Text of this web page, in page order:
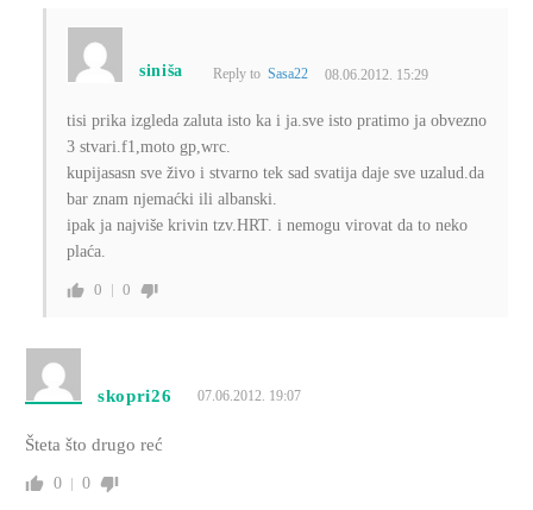
siniša Reply toSasa22 08.06.2012. 15:29
tisi prika izgleda zaluta isto ka i ja.sve isto pratimo ja obvezno
3 stvari.f1,moto gp,wrc.
kupijasasn sve živo i stvarno tek sad svatija daje sve uzalud.da
bar znam njemaćki ili albanski.
ipak ja najviše krivin tzv.HRT. i nemogu virovat da to neko
plaća.
0 0
skopri26 07.06.2012. 19:07
Šteta što drugo reć
0 0